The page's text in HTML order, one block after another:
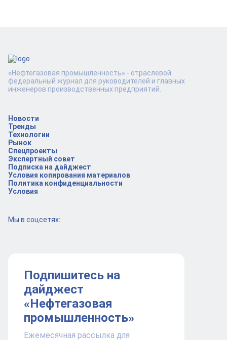
Новости
Тренды
Технологии
Рынок
Спецпроекты
Экспертный совет
Подписка на дайджест
Условия копирования материалов
Политика конфиденциальности
Условия
Мы в соцсетях:
Подпишитесь на
дайджест
«Нефтегазовая
промышленность»
Ежемесячная рассылка для
«Нефтегазовая промышленность» - отраслевой
федеральный журнал для руководителей и главных
инженеров производственных предприятий.